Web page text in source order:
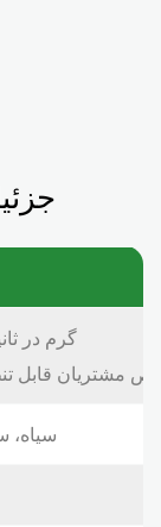
120-600 گرم
خاص مشتریان
سیاه،